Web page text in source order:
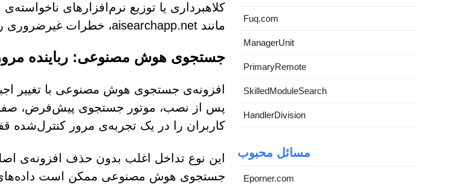
کلاهبرداری یا توزیع نرم‌افزارهای
مانند aisearchapp.net، خطرات غیرضروری را در مرور روزانه ایجاد می‌کند.
جستجوی هوش مصنوعی: رباینده
پس از نصب، موتور جستجوی پیش‌فرض،
کاربران را در یک تجربه‌ی مرور کنترل‌شده
این نوع تداخل اغلب بدون حذف افزونه‌ی
جستجوی هوش مصنوعی ممکن است داده‌های
Fuq.com
ManagerUnit
PrimaryRemote
SkilledModuleSearch
HandlerDivision
مسائل محبوب
Eporner.com